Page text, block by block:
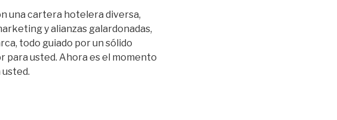
una cartera hotelera diversa,
y alianzas galardonadas,
todo guiado por un sólido
para usted. Ahora es el momento